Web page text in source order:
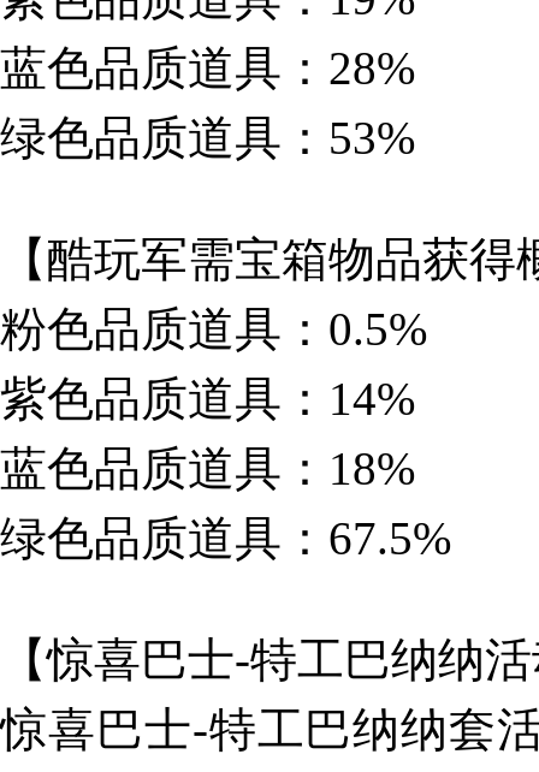
蓝色品质道具：28%
绿色品质道具：53%
【酷玩军需宝箱物品获得
粉色品质道具：0.5%
紫色品质道具：14%
蓝色品质道具：18%
绿色品质道具：67.5%
【惊喜巴士-特工巴纳纳
惊喜巴士-特工巴纳纳套